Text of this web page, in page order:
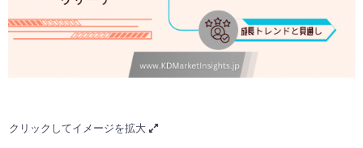
クリックしてイメージを拡大